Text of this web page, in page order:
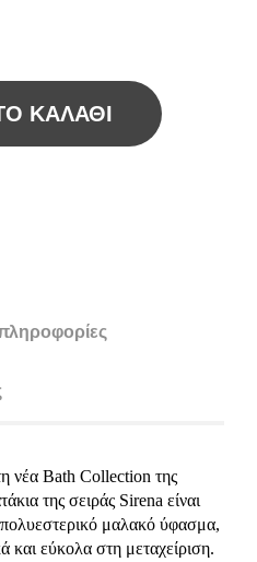
ΚΑΛΆΘΙ
νέα Bath Collection της
της σειράς Sirena είναι
μαλακό ύφασμα,
και εύκολα στη μεταχείριση.